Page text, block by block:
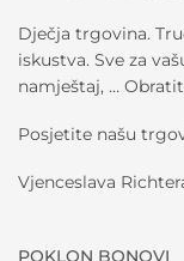
Dječja trgovina.
iskustva. Sve za
namještaj, …
Posjetite našu
Vjenceslava
POKLON BONOVI